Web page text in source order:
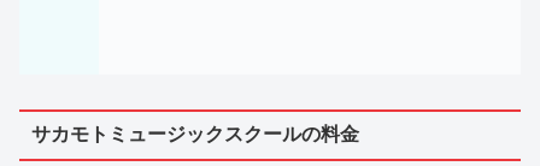
サカモトミュージックスクールの料金